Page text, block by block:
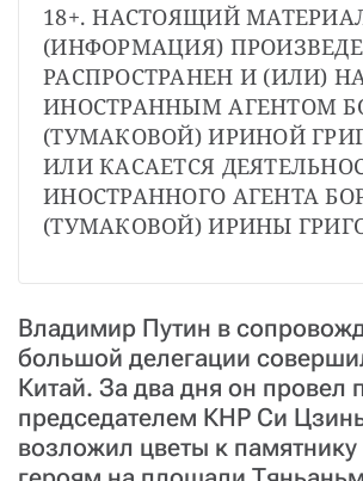
18+. НАСТОЯЩИЙ
(ИНФОРМАЦИЯ)
РАСПРОСТРАНЕН И (ИЛИ)
ИНОСТРАННЫМ АГЕНТОМ
(ТУМАКОВОЙ) ИРИНОЙ
ИЛИ КАСАЕТСЯ
ИНОСТРАННОГО АГЕНТА
(ТУМАКОВОЙ) ИРИНЫ
Владимир Путин в
большой делегации
Китай. За два дня он провел
председателем КНР Си
возложил цветы к